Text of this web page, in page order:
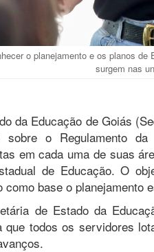
o planejamento e os planos
surgem nas
da Educação de Goiás
sobre o Regulamento
em cada uma de suas
de Educação. O
como base o planejamento
de Estado da
que todos os servidores